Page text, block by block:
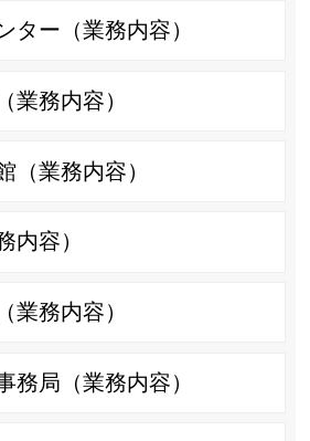
ター（業務内容）
業務内容）
（業務内容）
内容）
業務内容）
務局（業務内容）